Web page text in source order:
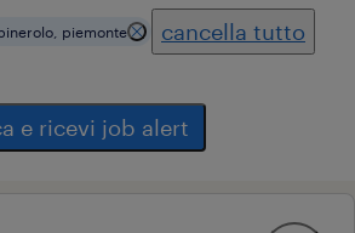
piemonte cancella tutto
e ricevi job alert